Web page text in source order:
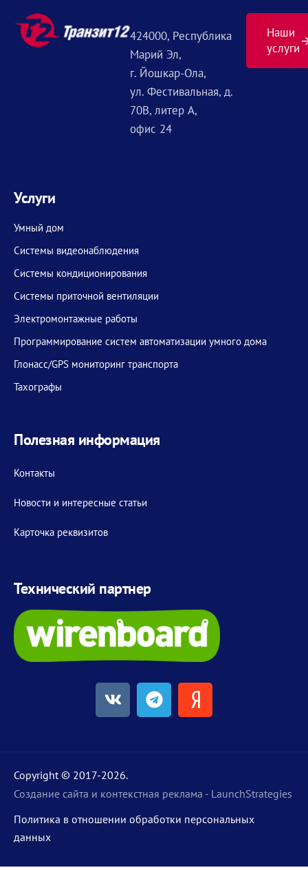
424000, Республика
Марий Эл,
г. Йошкар-Ола,
ул. Фестивальная, д.
70В, литер А,
офис 24
Наши
услуги
Услуги
Умный дом
Системы видеонаблюдения
Системы кондиционирования
Системы приточной вентиляции
Электромонтажные работы
Программирование систем автоматизации умного дома
Глонасс/GPS мониторинг транспорта
Тахографы
Полезная информация
Контакты
Новости и интересные статьи
Карточка реквизитов
Технический партнер
Copyright © 2017-2026.
Создание сайта и контекстная реклама - LaunchStrategies
Политика в отношении обработки персональных
данных